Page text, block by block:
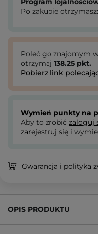
Program
Po zakupie otrzymasz:
Poleć go znajomym w
otrzymaj 138.25 pkt.
Pobierz link
Wymień punkty na
Aby to zrobić zaloguj
zarejestruj się i
Gwarancja i polityka
OPIS PRODUKTU